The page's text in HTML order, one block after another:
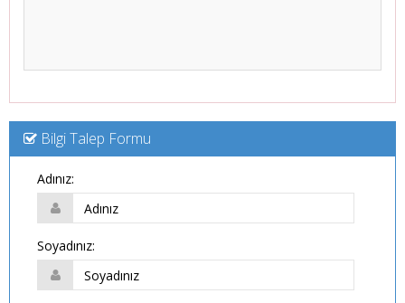
Bilgi Talep Formu
Adınız:
Soyadınız: